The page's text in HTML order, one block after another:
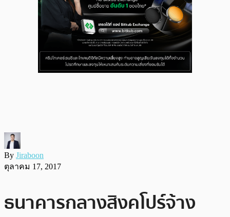
By Jiraboon
ตุลาคม 17, 2017
ธนาคารกลางสิงคโปร์จ้าง